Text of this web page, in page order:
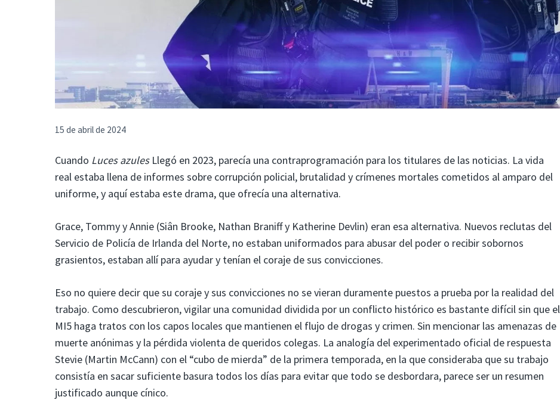
15 de abril de 2024
Cuando Luces azulesLlegó en 2023, parecía una contraprogramación para los titulares de las noticias. La vida
real estaba llena de informes sobre corrupción policial, brutalidad y crímenes mortales cometidos al amparo del
uniforme, y aquí estaba este drama, que ofrecía una alternativa.
Grace, Tommy y Annie (Siân Brooke, Nathan Braniff y Katherine Devlin) eran esa alternativa. Nuevos reclutas del
Servicio de Policía de Irlanda del Norte, no estaban uniformados para abusar del poder o recibir sobornos
grasientos, estaban allí para ayudar y tenían el coraje de sus convicciones.
Eso no quiere decir que su coraje y sus convicciones no se vieran duramente puestos a prueba por la realidad del
trabajo. Como descubrieron, vigilar una comunidad dividida por un conflicto histórico es bastante difícil sin que el
MI5 haga tratos con los capos locales que mantienen el flujo de drogas y crimen. Sin mencionar las amenazas de
muerte anónimas y la pérdida violenta de queridos colegas. La analogía del experimentado oficial de respuesta
Stevie (Martin McCann) con el “cubo de mierda” de la primera temporada, en la que consideraba que su trabajo
consistía en sacar suficiente basura todos los días para evitar que todo se desbordara, parece ser un resumen
justificado aunque cínico.